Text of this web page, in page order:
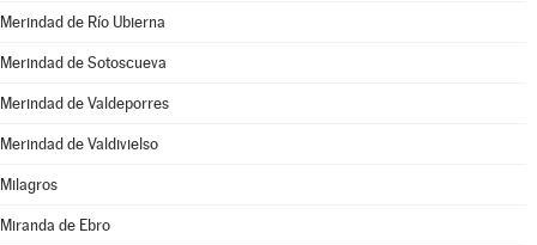
Merindad de Río Ubierna
Merindad de Sotoscueva
Merindad de Valdeporres
Merindad de Valdivielso
Milagros
Miranda de Ebro